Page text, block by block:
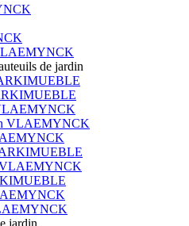
de jardin
VLAEMYNCK
ARKIMUEBLE
VLAEMYNCK
jardin